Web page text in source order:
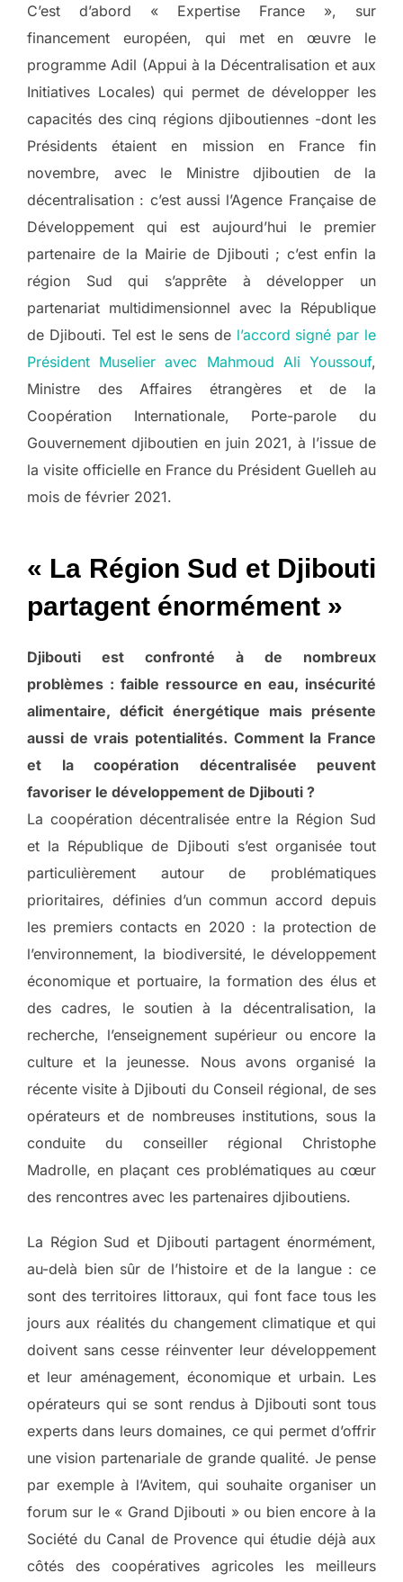
C’est d’abord « Expertise France », sur
financement européen, qui met en œuvre le
programme Adil (Appui à la Décentralisation et aux
Initiatives Locales) qui permet de développer les
capacités des cinq régions djiboutiennes -dont les
Présidents étaient en mission en France fin
novembre, avec le Ministre djiboutien de la
décentralisation : c’est aussi l’Agence Française de
Développement qui est aujourd’hui le premier
partenaire de la Mairie de Djibouti ; c’est enfin la
région Sud qui s’apprête à développer un
partenariat multidimensionnel avec la République
de Djibouti. Tel est le sens de l’accord signé par le
Président Muselier avec Mahmoud Ali Youssouf,
Ministre des Affaires étrangères et de la
Coopération Internationale, Porte-parole du
Gouvernement djiboutien en juin 2021, à l’issue de
la visite officielle en France du Président Guelleh au
mois de février 2021.
« La Région Sud et Djibouti
partagent énormément »
Djibouti est confronté à de nombreux
problèmes : faible ressource en eau, insécurité
alimentaire, déficit énergétique mais présente
aussi de vrais potentialités. Comment la France
et la coopération décentralisée peuvent
favoriser le développement de Djibouti ?
La coopération décentralisée entre la Région Sud
et la République de Djibouti s’est organisée tout
particulièrement autour de problématiques
prioritaires, définies d’un commun accord depuis
les premiers contacts en 2020 : la protection de
l’environnement, la biodiversité, le développement
économique et portuaire, la formation des élus et
des cadres, le soutien à la décentralisation, la
recherche, l’enseignement supérieur ou encore la
culture et la jeunesse. Nous avons organisé la
récente visite à Djibouti du Conseil régional, de ses
opérateurs et de nombreuses institutions, sous la
conduite du conseiller régional Christophe
Madrolle, en plaçant ces problématiques au cœur
des rencontres avec les partenaires djiboutiens.
La Région Sud et Djibouti partagent énormément,
au-delà bien sûr de l’histoire et de la langue : ce
sont des territoires littoraux, qui font face tous les
jours aux réalités du changement climatique et qui
doivent sans cesse réinventer leur développement
et leur aménagement, économique et urbain. Les
opérateurs qui se sont rendus à Djibouti sont tous
experts dans leurs domaines, ce qui permet d’offrir
une vision partenariale de grande qualité. Je pense
par exemple à l’Avitem, qui souhaite organiser un
forum sur le « Grand Djibouti » ou bien encore à la
Société du Canal de Provence qui étudie déjà aux
côtés des coopératives agricoles les meilleurs